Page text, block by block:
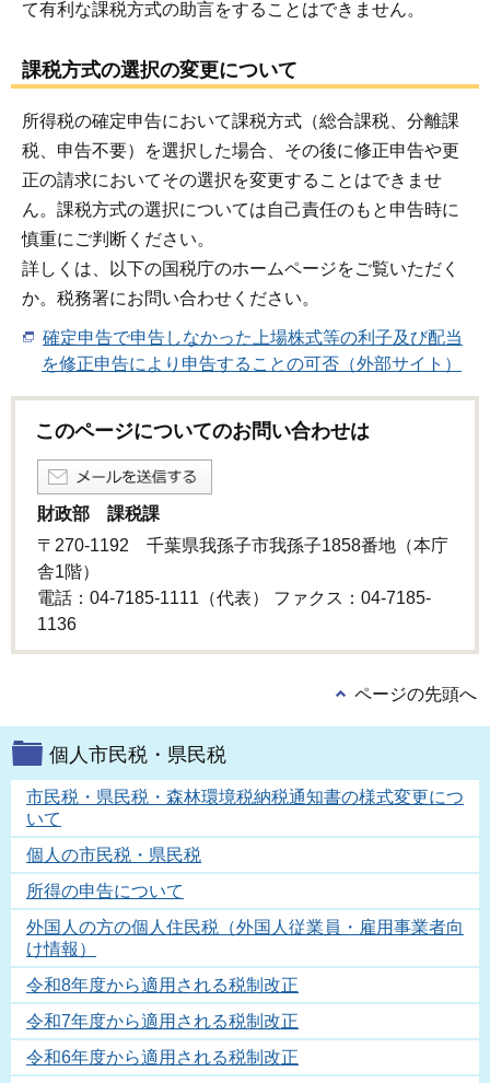
て有利な課税方式の助言をすることはできません。
課税方式の選択の変更について
所得税の確定申告において課税方式（総合課税、分離課
税、申告不要）を選択した場合、その後に修正申告や更
正の請求においてその選択を変更することはできませ
ん。課税方式の選択については自己責任のもと申告時に
慎重にご判断ください。
詳しくは、以下の国税庁のホームページをご覧いただく
か。税務署にお問い合わせください。
確定申告で申告しなかった上場株式等の利子及び配当
を修正申告により申告することの可否（外部サイト）
このページについてのお問い合わせは
財政部 課税課
〒270-1192 千葉県我孫子市我孫子1858番地（本庁
舎1階）
電話：04-7185-1111（代表） ファクス：04-7185-
1136
ページの先頭へ
個人市民税・県民税
市民税・県民税・森林環境税納税通知書の様式変更につ
いて
個人の市民税・県民税
所得の申告について
外国人の方の個人住民税（外国人従業員・雇用事業者向
け情報）
令和8年度から適用される税制改正
令和7年度から適用される税制改正
令和6年度から適用される税制改正